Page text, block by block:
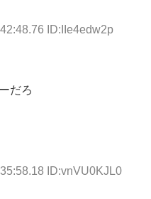
ID:IIe4edw2p
だろ
ID:vnVU0KJL0